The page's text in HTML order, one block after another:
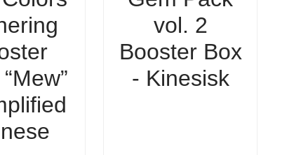
vol. 2
Booster Box
- Kinesisk